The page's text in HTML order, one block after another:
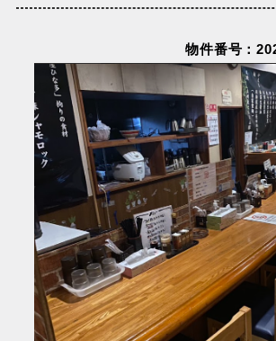
物件番号：